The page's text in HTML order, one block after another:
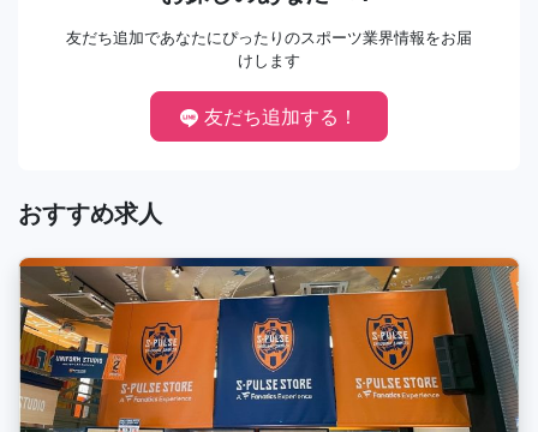
友だち追加であなたにぴったりのスポーツ業界情報をお届
けします
友だち追加する！
おすすめ求人